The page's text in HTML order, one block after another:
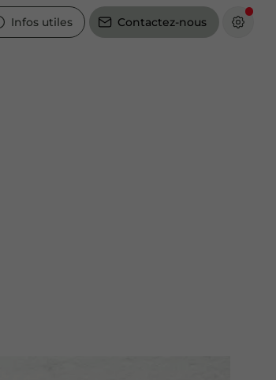
Infos utiles Contactez-nous